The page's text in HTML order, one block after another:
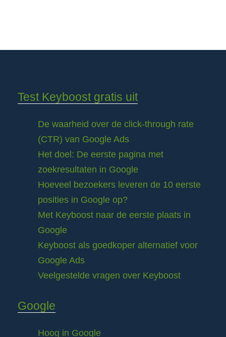
Test Keyboost gratis uit
De waarheid over de click-through rate
(CTR) van Google Ads
Het doel: De eerste pagina met
zoekresultaten in Google
Hoeveel bezoekers leveren de 10 eerste
posities in Google op?
Met Keyboost naar de eerste plaats in
Google
Keyboost als goedkoper alternatief voor
Google Ads
Veelgestelde vragen over Keyboost
Google
Hoog in Google